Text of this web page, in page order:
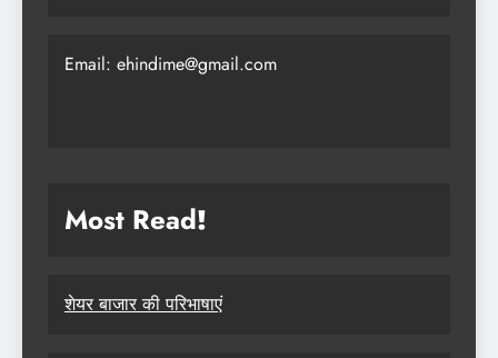
Email: ehindime@gmail.com
Most Read!
शेयर बाजार की परिभाषाएं